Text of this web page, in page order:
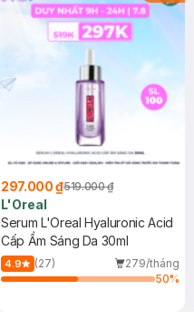
297.000 ₫519.000 ₫
L'Oreal
Serum L'Oreal Hyaluronic Acid
Cấp Ẩm Sáng Da 30ml
4.9 (27)
279/tháng
50%